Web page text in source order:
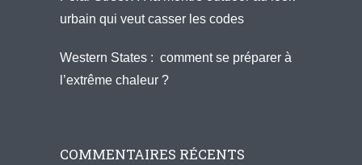
urbain qui veut casser les codes
Western States : comment se préparer à
l’extrême chaleur ?
COMMENTAIRES RÉCENTS